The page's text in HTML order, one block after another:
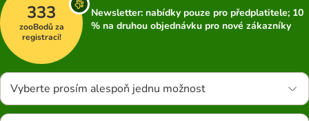
333
zooBodů za
registraci!
Newsletter: nabídky pouze pro předplatitele; 10
% na druhou objednávku pro nové zákazníky
Vyberte prosím alespoň jednu možnost